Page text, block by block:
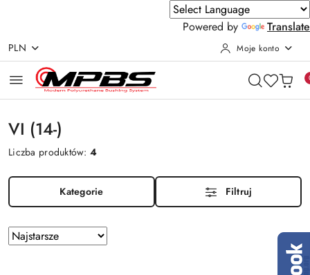
Powered by
Translate
Przejdź do treści głównej
Przejdź do wyszukiwarki
Przejdź do moje konto
Przejdź do menu głównego
Przejdź do stopki
PLN Moje konto
VI (14-)
Liczba produktów:4
Kategorie Filtruj
Zastosowano
sortowanie:
Sortuj
według